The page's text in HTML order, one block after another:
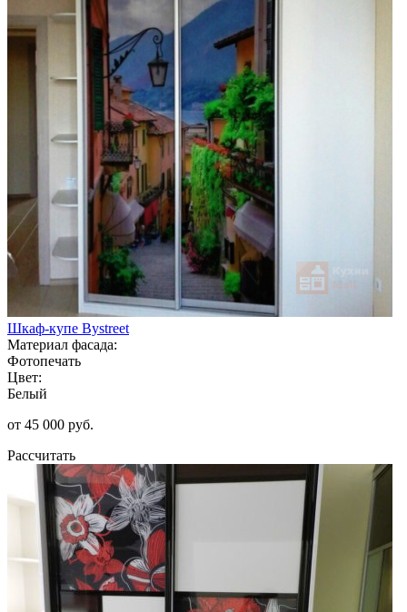
Шкаф-купе Bystreet
Материал фасада:
Фотопечать
Цвет:
Белый
от 45 000 руб.
Рассчитать